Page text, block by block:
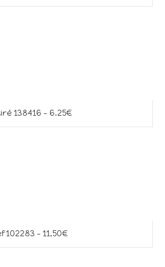
138416 – 6.25€
102283 – 11,50€